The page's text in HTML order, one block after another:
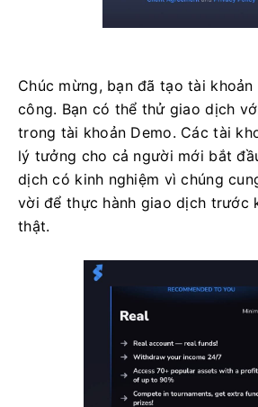
Chúc mừng, bạn đã tạo tài
công. Bạn có thể thử giao dịch
trong tài khoản Demo. Các tài
lý tưởng cho cả người mới bắt
dịch có kinh nghiệm vì chúng
vời để thực hành giao dịch trước
thật.